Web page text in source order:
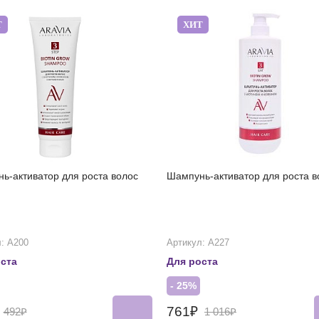
активатор для роста волос
А200
492₽
ХИТ
Шампунь-активатор для роста
Артикул: А227
Для роста
- 25%
761₽ 1 016₽